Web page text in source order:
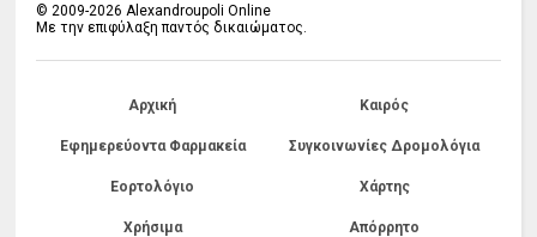
© 2009-2026 Alexandroupoli Online
Με την επιφύλαξη παντός δικαιώματος.
Αρχική Καιρός
Εφημερεύοντα Φαρμακεία Συγκοινωνίες Δρομολόγια
Εορτολόγιο Χάρτης
Χρήσιμα Απόρρητο